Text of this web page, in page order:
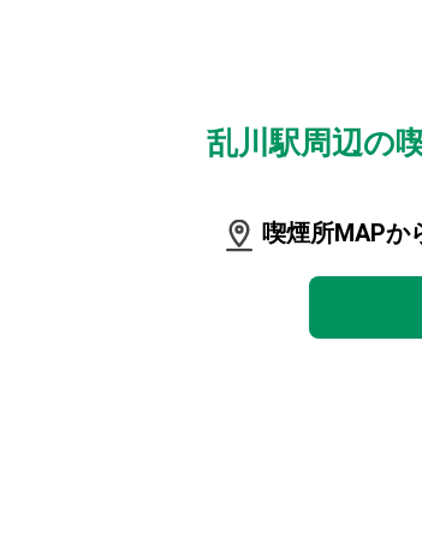
乱川駅周辺の
喫煙所MAPか